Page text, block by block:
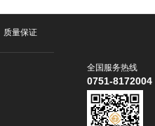
质量保证
全国服务热线
0751-8172004